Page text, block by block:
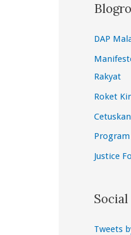
DAP
Rakyat
Roket
Justice
Tweets